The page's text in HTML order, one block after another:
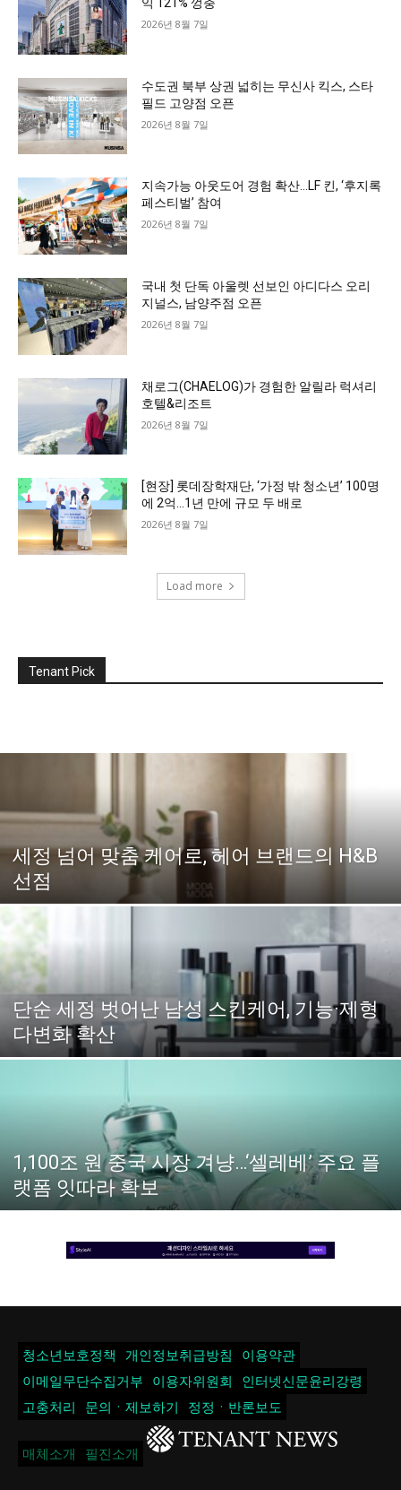
2026년 8월 7일
수도권 북부 상권 넓히는 무신사 킥스, 스타
필드 고양점 오픈
2026년 8월 7일
지속가능 아웃도어 경험 확산…LF 킨, ‘후지록
페스티벌’ 참여
2026년 8월 7일
국내 첫 단독 아울렛 선보인 아디다스 오리
지널스, 남양주점 오픈
2026년 8월 7일
채로그(CHAELOG)가 경험한 알릴라 럭셔리
호텔&리조트
2026년 8월 7일
[현장] 롯데장학재단, ‘가정 밖 청소년’ 100명
에 2억…1년 만에 규모 두 배로
2026년 8월 7일
Load more
Tenant Pick
세정 넘어 맞춤 케어로, 헤어 브랜드의 H&B
선점
단순 세정 벗어난 남성 스킨케어, 기능·제형
다변화 확산
1,100조 원 중국 시장 겨냥…‘셀레베’ 주요 플
랫폼 잇따라 확보
청소년보호정책 개인정보취급방침
이용약관
이메일무단수집거부
이용자위원회
인터넷신문윤리강령
고충처리
문의ㆍ제보하기 정정ㆍ반론보도
매체소개 필진소개